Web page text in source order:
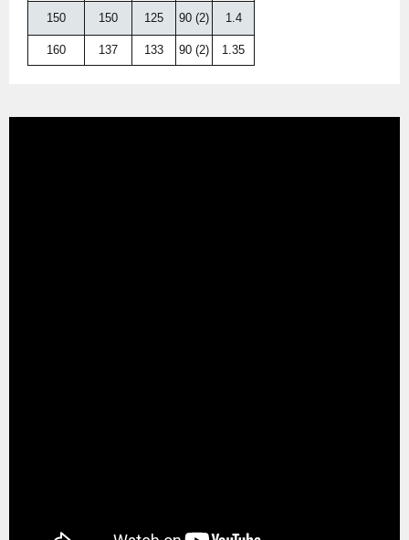
150 150 125 90 (2) 1.4
160 137 133 90 (2) 1.35